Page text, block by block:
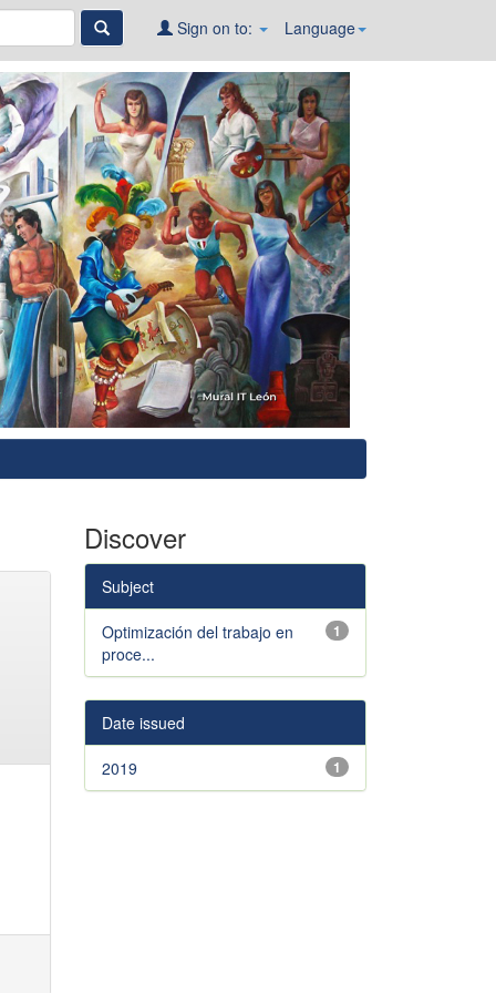
Language
Sign on to:
Discover
Subject
1
Optimización del trabajo en
proce...
Date issued
1
2019